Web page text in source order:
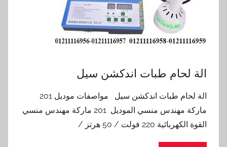
الة لحام طبات اندكشن سيل
الة لحام طبات اندكشن سيل مواصفات موديل 201
ماركة مهندس منسي الموديل 201 ماركة مهندس منسي
القوة الكهربائية 220 فولت / 50 هرتز /